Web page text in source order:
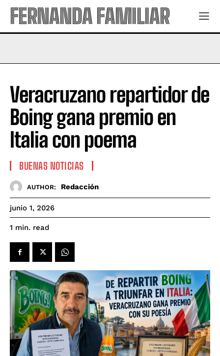
FERNANDA FAMILIAR
Veracruzano repartidor de
Boing gana premio en
Italia con poema
BUENAS NOTICIAS
AUTHOR: Redacción
junio 1, 2026
1 min. read